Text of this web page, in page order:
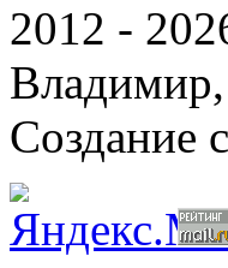
2012 -
Создание